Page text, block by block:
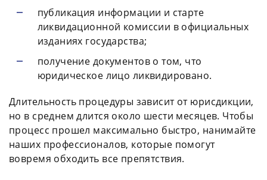
публикация информации и старте
ликвидационной комиссии в официальных
изданиях государства;
получение документов о том, что
юридическое лицо ликвидировано.
Длительность процедуры зависит от юрисдикции,
но в среднем длится около шести месяцев. Чтобы
процесс прошел максимально быстро, нанимайте
наших профессионалов, которые помогут
вовремя обходить все препятствия.